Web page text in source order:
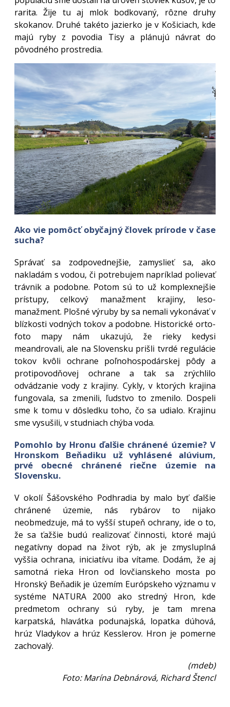
rarita. Žije tu aj mlok bodkovaný, rôzne druhy
skokanov. Druhé takéto jazierko je v Košiciach, kde
majú ryby z povodia Tisy a plánujú návrat do
pôvodného prostredia.
Ako vie pomôcť obyčajný človek prírode v čase
sucha?
Správať sa zodpovednejšie, zamyslieť sa, ako
nakladám s vodou, či potrebujem napríklad polievať
trávnik a podobne. Potom sú to už komplexnejšie
prístupy, celkový manažment krajiny, leso-
manažment. Plošné výruby by sa nemali vykonávať v
blízkosti vodných tokov a podobne. Historické orto-
foto mapy nám ukazujú, že rieky kedysi
meandrovali, ale na Slovensku prišli tvrdé regulácie
tokov kvôli ochrane poľnohospodárskej pôdy a
protipovodňovej ochrane a tak sa zrýchlilo
odvádzanie vody z krajiny. Cykly, v ktorých krajina
fungovala, sa zmenili, ľudstvo to zmenilo. Dospeli
sme k tomu v dôsledku toho, čo sa udialo. Krajinu
sme vysušili, v studniach chýba voda.
Pomohlo by Hronu ďalšie chránené územie? V
Hronskom Beňadiku už vyhlásené alúvium,
prvé obecné chránené riečne územie na
Slovensku.
V okolí Šášovského Podhradia by malo byť ďalšie
chránené územie, nás rybárov to nijako
neobmedzuje, má to vyšší stupeň ochrany, ide o to,
že sa ťažšie budú realizovať činnosti, ktoré majú
negatívny dopad na život rýb, ak je zmysluplná
vyššia ochrana, iniciatívu iba vítame. Dodám, že aj
samotná rieka Hron od lovčianskeho mosta po
Hronský Beňadik je územím Európskeho významu v
systéme NATURA 2000 ako stredný Hron, kde
predmetom ochrany sú ryby, je tam mrena
karpatská, hlavátka podunajská, lopatka dúhová,
hrúz Vladykov a hrúz Kesslerov. Hron je pomerne
zachovalý.
(mdeb)
Foto: Marína Debnárová, Richard Štencl